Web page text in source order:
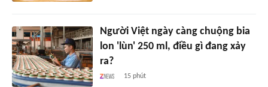
Người Việt ngày càng chuộng bia
lon 'lùn' 250 ml, điều gì đang xảy
ra?
15 phút